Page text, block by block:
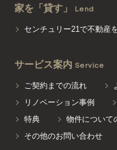
家を「貸す」 Lend
センチュリー21で不動産
サービス案内 Service
ご契約までの流れ
リノベーション事例
特典
物件について
その他のお問い合わせ